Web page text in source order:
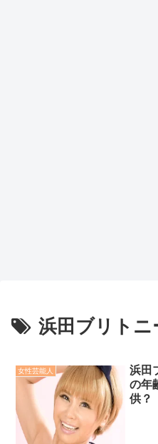
浜田ブリトニ
女性芸能人
浜田
の年
供？